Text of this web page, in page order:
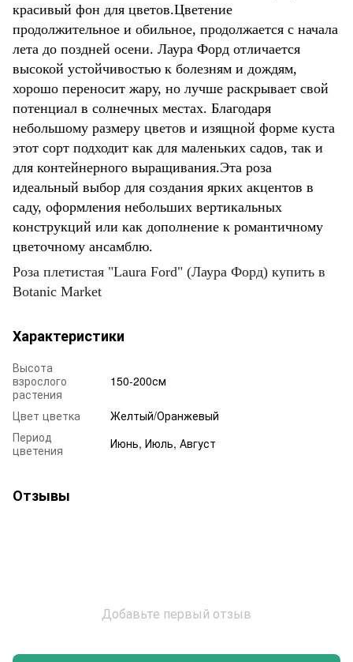
красивый фон для цветов.Цветение
продолжительное и обильное, продолжается с начала
лета до поздней осени. Лаура Форд отличается
высокой устойчивостью к болезням и дождям,
хорошо переносит жару, но лучше раскрывает свой
потенциал в солнечных местах. Благодаря
небольшому размеру цветов и изящной форме куста
этот сорт подходит как для маленьких садов, так и
для контейнерного выращивания.Эта роза
идеальный выбор для создания ярких акцентов в
саду, оформления небольших вертикальных
конструкций или как дополнение к романтичному
цветочному ансамблю.
Роза плетистая "Laura Ford" (Лаура Форд) купить в
Botanic Market
Характеристики
Высота
взрослого
растения
150-200см
Цвет цветка
Желтый/Оранжевый
Период
цветения
Июнь, Июль, Август
Отзывы
Добавьте первый отзыв